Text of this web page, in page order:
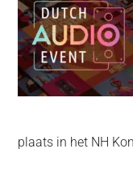
plaats in het NH